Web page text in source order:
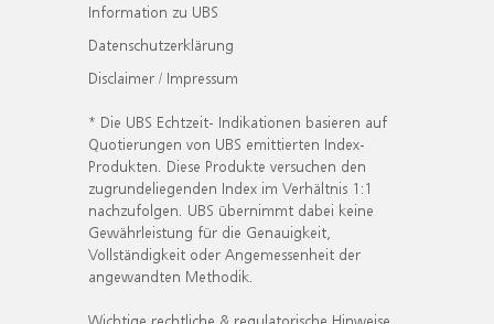
Information zu UBS
Datenschutzerklärung
Disclaimer / Impressum
* Die UBS Echtzeit- Indikationen basieren auf
Quotierungen von UBS emittierten Index-
Produkten. Diese Produkte versuchen den
zugrundeliegenden Index im Verhältnis 1:1
nachzufolgen. UBS übernimmt dabei keine
Gewährleistung für die Genauigkeit,
Vollständigkeit oder Angemessenheit der
angewandten Methodik.